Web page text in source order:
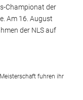
Championat der
Am 16. August
der NLS auf
fuhren ihr